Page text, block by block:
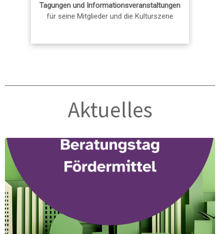
Tagungen und Informationsveranstaltungen
für seine Mitglieder und die Kulturszene
Aktuelles